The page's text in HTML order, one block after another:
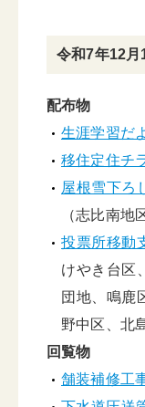
令和7年12月
配布物
生涯学習だ
移住定住チ
屋根雪下ろ
（志比南地
投票所移動
けやき台区
団地、鳴鹿
野中区、北
回覧物
舗装補修工